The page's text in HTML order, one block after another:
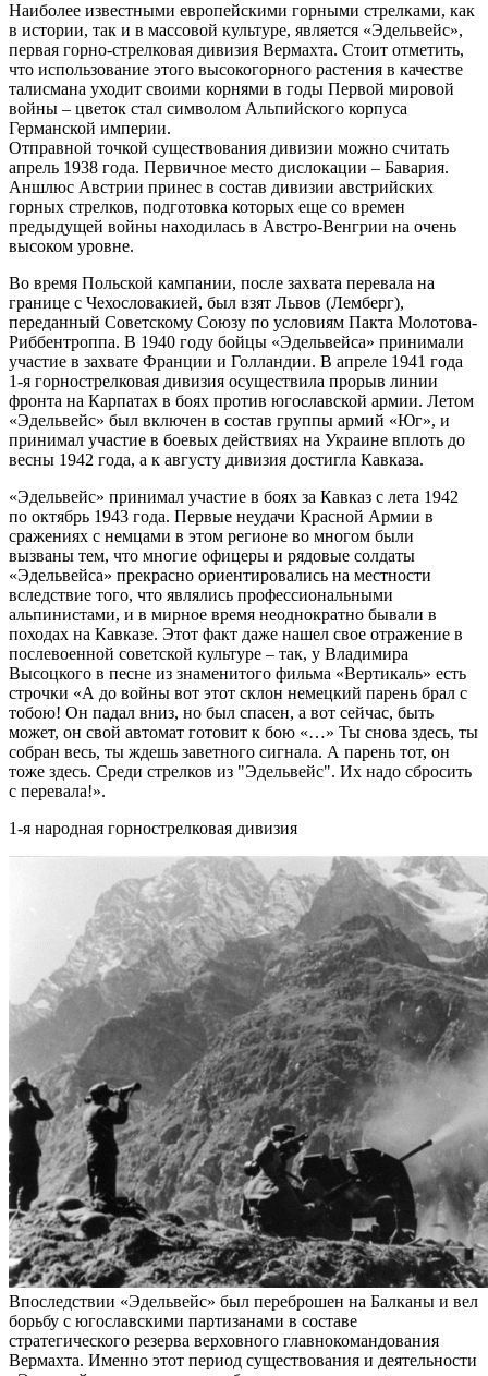
Наиболее известными европейскими горными стрелками, как
в истории, так и в массовой культуре, является «Эдельвейс»,
первая горно-стрелковая дивизия Вермахта. Стоит отметить,
что использование этого высокогорного растения в качестве
талисмана уходит своими корнями в годы Первой мировой
войны – цветок стал символом Альпийского корпуса
Германской империи.
Отправной точкой существования дивизии можно считать
апрель 1938 года. Первичное место дислокации – Бавария.
Аншлюс Австрии принес в состав дивизии австрийских
горных стрелков, подготовка которых еще со времен
предыдущей войны находилась в Австро-Венгрии на очень
высоком уровне.
Во время Польской кампании, после захвата перевала на
границе с Чехословакией, был взят Львов (Лемберг),
переданный Советскому Союзу по условиям Пакта Молотова-
Риббентроппа. В 1940 году бойцы «Эдельвейса» принимали
участие в захвате Франции и Голландии. В апреле 1941 года
1-я горнострелковая дивизия осуществила прорыв линии
фронта на Карпатах в боях против югославской армии. Летом
«Эдельвейс» был включен в состав группы армий «Юг», и
принимал участие в боевых действиях на Украине вплоть до
весны 1942 года, а к августу дивизия достигла Кавказа.
«Эдельвейс» принимал участие в боях за Кавказ с лета 1942
по октябрь 1943 года. Первые неудачи Красной Армии в
сражениях с немцами в этом регионе во многом были
вызваны тем, что многие офицеры и рядовые солдаты
«Эдельвейса» прекрасно ориентировались на местности
вследствие того, что являлись профессиональными
альпинистами, и в мирное время неоднократно бывали в
походах на Кавказе. Этот факт даже нашел свое отражение в
послевоенной советской культуре – так, у Владимира
Высоцкого в песне из знаменитого фильма «Вертикаль» есть
строчки «А до войны вот этот склон немецкий парень брал с
тобою! Он падал вниз, но был спасен, а вот сейчас, быть
может, он свой автомат готовит к бою «…» Ты снова здесь, ты
собран весь, ты ждешь заветного сигнала. А парень тот, он
тоже здесь. Среди стрелков из "Эдельвейс". Их надо сбросить
с перевала!».
1-я народная горнострелковая дивизия
Впоследствии «Эдельвейс» был переброшен на Балканы и вел
борьбу с югославскими партизанами в составе
стратегического резерва верховного главнокомандования
Вермахта. Именно этот период существования и деятельности